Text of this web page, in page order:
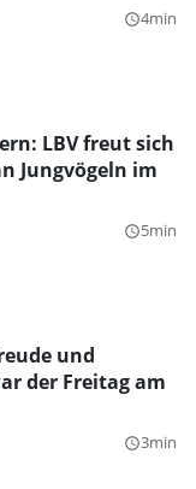
query_builder4min
LBV freut sich
Jungvögeln im
query_builder5min
und
der Freitag am
query_builder3min